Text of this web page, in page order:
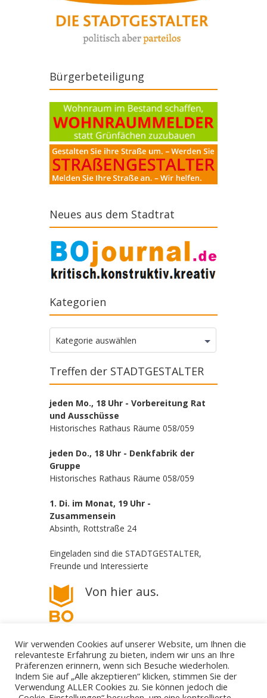
Bürgerbeteiligung
Neues aus dem Stadtrat
Kategorien
Kategorien
Kategorie auswählen
Treffen der STADTGESTALTER
jeden Mo., 18 Uhr - Vorbereitung Rat
und Ausschüsse
Historisches Rathaus Räume 058/059
jeden Do., 18 Uhr - Denkfabrik der
Gruppe
Historisches Rathaus Räume 058/059
1. Di. im Monat, 19 Uhr -
Zusammensein
Absinth, Rottstraße 24
Eingeladen sind die STADTGESTALTER,
Freunde und Interessierte
Von hier aus.
Wir verwenden Cookies auf unserer Website, um Ihnen die
relevanteste Erfahrung zu bieten, indem wir uns an Ihre
Präferenzen erinnern, wenn sich Besuche wiederholen.
Indem Sie auf „Alle akzeptieren“ klicken, stimmen Sie der
Verwendung ALLER Cookies zu. Sie können jedoch die